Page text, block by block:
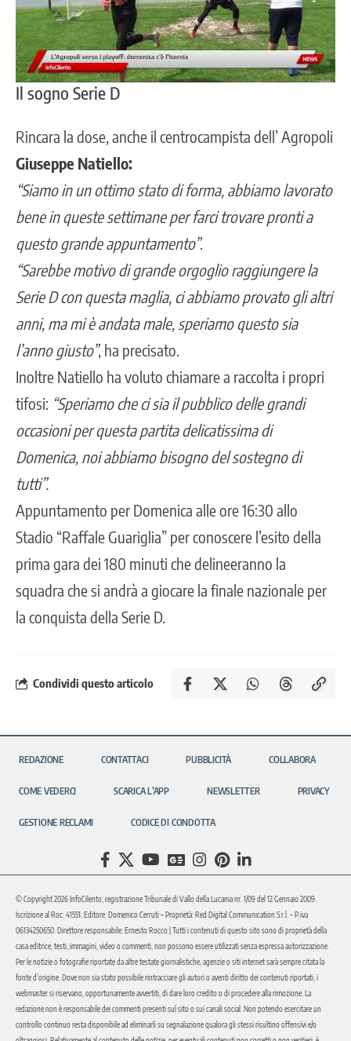
Il sogno Serie D
Rincara la dose, anche il centrocampista dell’ Agropoli
Giuseppe Natiello:
“Siamo in un ottimo stato di forma, abbiamo lavorato
bene in queste settimane per farci trovare pronti a
questo grande appuntamento”.
“Sarebbe motivo di grande orgoglio raggiungere la
Serie D con questa maglia, ci abbiamo provato gli altri
anni, ma mi è andata male, speriamo questo sia
l’anno giusto”, ha precisato.
Inoltre Natiello ha voluto chiamare a raccolta i propri
tifosi: “Speriamo che ci sia il pubblico delle grandi
occasioni per questa partita delicatissima di
Domenica, noi abbiamo bisogno del sostegno di
tutti”.
Appuntamento per Domenica alle ore 16:30 allo
Stadio “Raffale Guariglia” per conoscere l’esito della
prima gara dei 180 minuti che delineeranno la
squadra che si andrà a giocare la finale nazionale per
la conquista della Serie D.
Condividi questo articolo
REDAZIONE CONTATTACI PUBBLICITÀ COLLABORA
COME VEDERCI SCARICA L’APP NEWSLETTER PRIVACY
GESTIONE RECLAMI CODICE DI CONDOTTA
© Copyright 2026 InfoCilento, registrazione Tribunale di Vallo della Lucania nr. 1/09 del 12 Gennaio 2009.
Iscrizione al Roc: 41551. Editore: Domenico Cerruti – Proprietà: Red Digital Communication S.r.l. – P.iva
06134250650. Direttore responsabile: Ernesto Rocco | Tutti i contenuti di questo sito sono di proprietà della
casa editrice, testi, immagini, video o commenti, non possono essere utilizzati senza espressa autorizzazione.
Per le notizie o fotografie riportate da altre testate giornalistiche, agenzie o siti internet sarà sempre citata la
fonte d’origine. Dove non sia stato possibile rintracciare gli autori o aventi diritto dei contenuti riportati, i
webmaster si riservano, opportunamente avvertiti, di dare loro credito o di procedere alla rimozione. La
redazione non è responsabile dei commenti presenti sul sito o sui canali social. Non potendo esercitare un
controllo continuo resta disponibile ad eliminarli su segnalazione qualora gli stessi risultino offensivi e/o